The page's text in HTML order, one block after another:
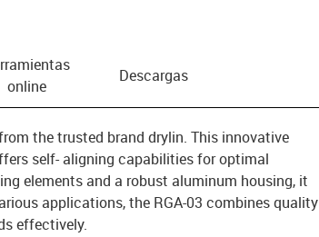
online
Descargas
the trusted brand drylin. This innovative
self- aligning capabilities for optimal
elements and a robust aluminum housing, it
applications, the RGA-03 combines quality
effectively.